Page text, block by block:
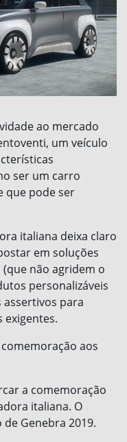
ao mercado
um veículo
ser um carro
que pode ser
italiana deixa claro
em soluções
não agridem o
personalizáveis
para
exigentes.
aos
a comemoração
italiana. O
Genebra 2019.